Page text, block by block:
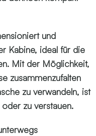
und
Kabine, ideal für die
Mit der Möglichkeit,
zusammenzufalten
zu verwandeln, ist
zu verstauen.